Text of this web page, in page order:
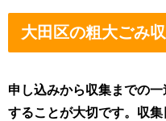
大田区の粗大ごみ
申し込みから収集までの
することが大切です。収